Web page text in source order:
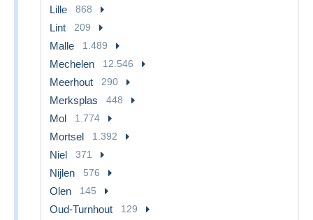
Lille 868
Lint 209
Malle 1.489
Mechelen 12.546
Meerhout 290
Merksplas 448
Mol 1.774
Mortsel 1.392
Niel 371
Nijlen 576
Olen 145
Oud-Turnhout 129